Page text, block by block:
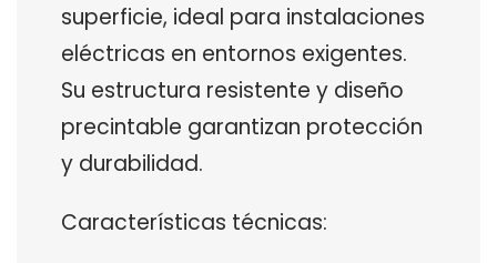
superficie, ideal para instalaciones
eléctricas en entornos exigentes.
Su estructura resistente y diseño
precintable garantizan protección
y durabilidad.
Características técnicas: